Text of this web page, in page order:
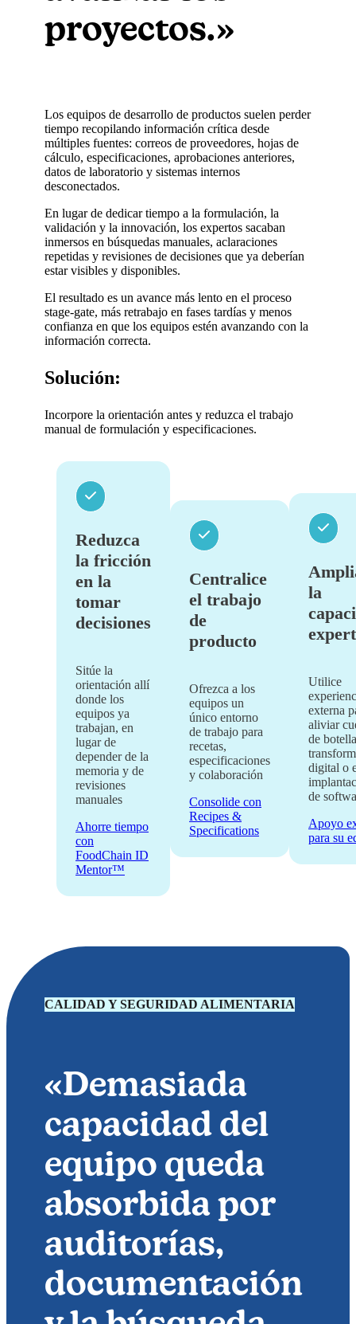
proyectos.»
Los equipos de desarrollo de productos suelen perder
tiempo recopilando información crítica desde
múltiples fuentes: correos de proveedores, hojas de
cálculo, especificaciones, aprobaciones anteriores,
datos de laboratorio y sistemas internos
desconectados.
En lugar de dedicar tiempo a la formulación, la
validación y la innovación, los expertos sacaban
inmersos en búsquedas manuales, aclaraciones
repetidas y revisiones de decisiones que ya deberían
estar visibles y disponibles.
El resultado es un avance más lento en el proceso
stage-gate, más retrabajo en fases tardías y menos
confianza en que los equipos estén avanzando con la
información correcta.
Solución:
Incorpore la orientación antes y reduzca el trabajo
manual de formulación y especificaciones.
Reduzca
la fricción
en la
tomar
decisiones
Sitúe la
orientación allí
donde los
equipos ya
trabajan, en
lugar de
depender de la
memoria y de
revisiones
manuales
Ahorre tiempo
con
FoodChain ID
Mentor™
Centralice
el trabajo
de
producto
Ofrezca a los
equipos un
único entorno
de trabajo para
recetas,
especificaciones
y colaboración
Consolide con
Recipes &
Specifications
la
Utilice
externa
aliviar
de
digital o
de
Apoyo
para su
CALIDAD Y SEGURIDAD ALIMENTARIA
«Demasiada
capacidad del
equipo queda
absorbida por
auditorías,
documentación